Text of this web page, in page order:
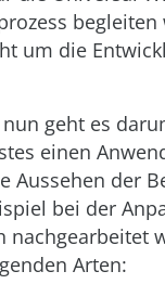
um die
geht es
einen
Aussehen der
bei der
nachgearbeitet
Arten: